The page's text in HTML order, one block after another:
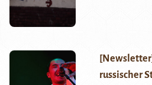
russischer